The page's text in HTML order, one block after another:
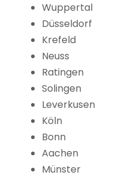
Wuppertal
Düsseldorf
Krefeld
Neuss
Ratingen
Solingen
Leverkusen
Köln
Bonn
Aachen
Münster